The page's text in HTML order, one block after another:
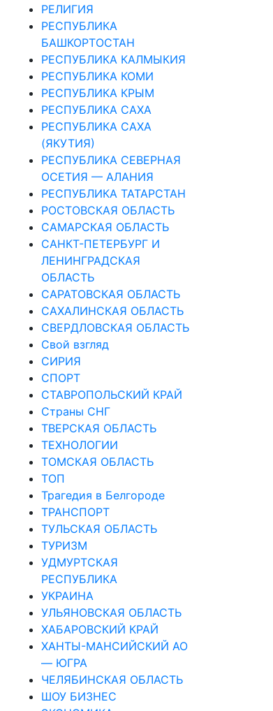
РЕЛИГИЯ
РЕСПУБЛИКА
БАШКОРТОСТАН
РЕСПУБЛИКА КАЛМЫКИЯ
РЕСПУБЛИКА КОМИ
РЕСПУБЛИКА КРЫМ
РЕСПУБЛИКА САХА
РЕСПУБЛИКА САХА
(ЯКУТИЯ)
РЕСПУБЛИКА СЕВЕРНАЯ
ОСЕТИЯ — АЛАНИЯ
РЕСПУБЛИКА ТАТАРСТАН
РОСТОВСКАЯ ОБЛАСТЬ
САМАРСКАЯ ОБЛАСТЬ
САНКТ-ПЕТЕРБУРГ И
ЛЕНИНГРАДСКАЯ
ОБЛАСТЬ
САРАТОВСКАЯ ОБЛАСТЬ
САХАЛИНСКАЯ ОБЛАСТЬ
СВЕРДЛОВСКАЯ ОБЛАСТЬ
Свой взгляд
СИРИЯ
СПОРТ
СТАВРОПОЛЬСКИЙ КРАЙ
Страны СНГ
ТВЕРСКАЯ ОБЛАСТЬ
ТЕХНОЛОГИИ
ТОМСКАЯ ОБЛАСТЬ
ТОП
Трагедия в Белгороде
ТРАНСПОРТ
ТУЛЬСКАЯ ОБЛАСТЬ
ТУРИЗМ
УДМУРТСКАЯ
РЕСПУБЛИКА
УКРАИНА
УЛЬЯНОВСКАЯ ОБЛАСТЬ
ХАБАРОВСКИЙ КРАЙ
ХАНТЫ-МАНСИЙСКИЙ АО
— ЮГРА
ЧЕЛЯБИНСКАЯ ОБЛАСТЬ
ШОУ БИЗНЕС